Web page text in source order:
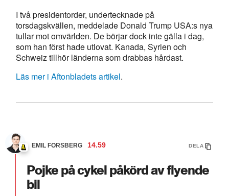
I två presidentorder, undertecknade på
torsdagskvällen, meddelade Donald Trump USA:s nya
tullar mot omvärlden. De börjar dock inte gälla i dag,
som han först hade utlovat. Kanada, Syrien och
Schweiz tillhör länderna som drabbas hårdast.
Läs mer i Aftonbladets artikel.
EMIL FORSBERG 14.59 DELA
Pojke på cykel påkörd av flyende
bil